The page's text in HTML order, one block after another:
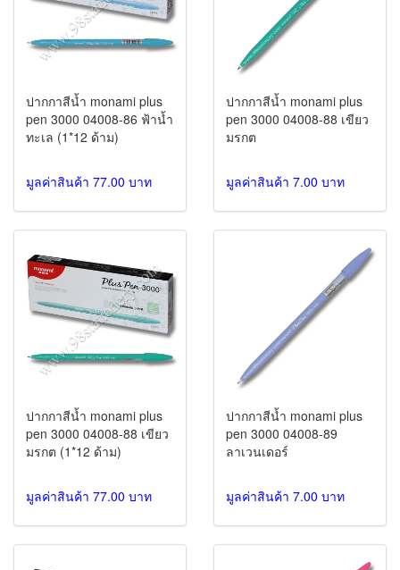
ปากกาสีน้ำ monami plus
pen 3000 04008-86 ฟ้าน้ำ
ทะเล (1*12 ด้าม)
มูลค่าสินค้า 77.00 บาท
ปากกาสีน้ำ monami plus
pen 3000 04008-88 เขียว
มรกต
มูลค่าสินค้า 7.00 บาท
ปากกาสีน้ำ monami plus
pen 3000 04008-88 เขียว
มรกต (1*12 ด้าม)
มูลค่าสินค้า 77.00 บาท
ปากกาสีน้ำ monami plus
pen 3000 04008-89
ลาเวนเดอร์
มูลค่าสินค้า 7.00 บาท